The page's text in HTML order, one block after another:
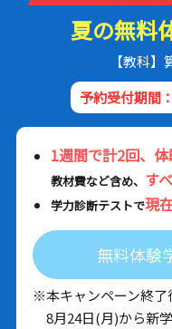
夏の無料
【教科
予約受付期間
1週間で計2回、
教材費など含め、 す
学力診断テストで現
無料体験
※本キャンペーン終了
8月24日(月)から新